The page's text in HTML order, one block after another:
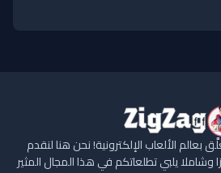
بعالم الألعاب الإلكترونية! نحن هنا لنقدم
يلبي تطلعاتكم في هذا المجال المثير